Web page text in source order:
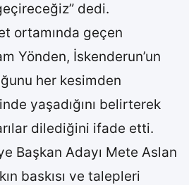
dedi.
ortamında geçen
Yönden, İskenderun’un
her kesimden
yaşadığını belirterek
dilediğini ifade etti.
Başkan Adayı Mete Aslan
baskısı ve talepleri